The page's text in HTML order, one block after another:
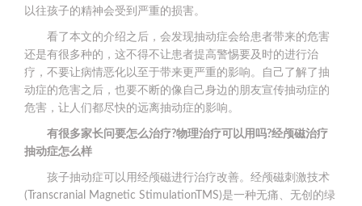
以往孩子的精神会受到严重的损害。
看了本文的介绍之后，会发现抽动症会给患者带来的危害
还是有很多种的，这不得不让患者提高警惕要及时的进行治
疗，不要让病情恶化以至于带来更严重的影响。自己了解了抽
动症的危害之后，也要不断的像自己身边的朋友宣传抽动症的
危害，让人们都尽快的远离抽动症的影响。
有很多家长问要怎么治疗?物理治疗可以用吗?经颅磁治疗
抽动症怎么样
孩子抽动症可以用经颅磁进行治疗改善。经颅磁刺激技术
(Transcranial Magnetic StimulationTMS)是一种无痛、无创的绿